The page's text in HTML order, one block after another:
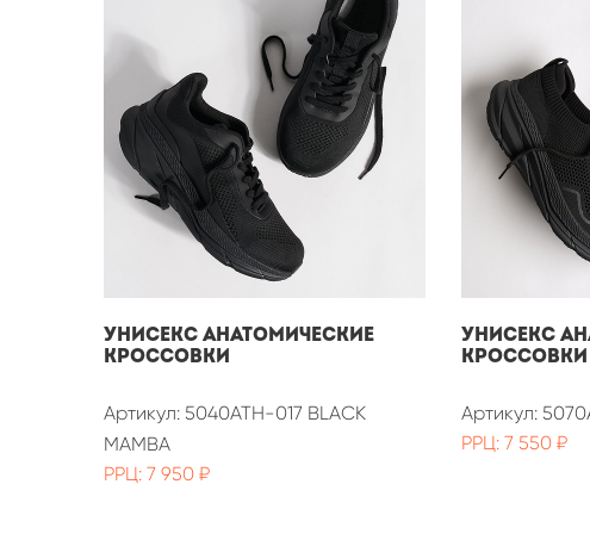
УНИСЕКС АНАТОМИЧЕСКИЕ
КРОССОВКИ
Артикул: 5040ATH-017 BLACK
MAMBA
РРЦ: 7 950 ₽
УНИСЕКС
КРОССОВКИ
Артикул:
РРЦ: 7 550 ₽